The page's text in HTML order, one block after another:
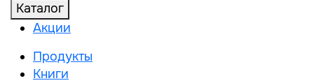
Каталог
Акции
Продукты
Книги